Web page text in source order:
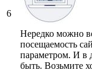
6
Нередко можно
посещаемость
параметром. И в
быть. Возьмите